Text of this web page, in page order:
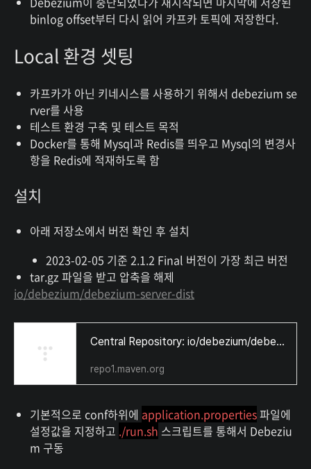
binlog offset부터 다시 읽어 카프카 토픽에 저장한다.
Local 환경 셋팅
카프카가 아닌 키네시스를 사용하기 위해서 debezium se
rver를 사용
테스트 환경 구축 및 테스트 목적
Docker를 통해 Mysql과 Redis를 띄우고 Mysql의 변경사
항을 Redis에 적재하도록 함
설치
아래 저장소에서 버전 확인 후 설치
2023-02-05 기준 2.1.2 Final 버전이 가장 최근 버전
tar.gz 파일을 받고 압축을 해제
io/debezium/debezium-server-dist
Central Repository: io/debezium/debezium-server-dist
repo1.maven.org
기본적으로 conf하위에 application.properties파일에
설정값을 지정하고 ./run.sh 스크립트를 통해서 Debeziu
m 구동